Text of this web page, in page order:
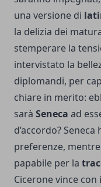
una versione di
la delizia dei
stemperare la
intervistato la
diplomandi, per
chiare in merito:
sarà Seneca ad
d’accordo?
preferenze,
papabile per la
Cicerone vince con